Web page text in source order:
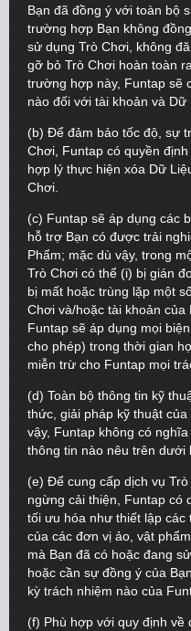
Bạn đã đồng ý với toàn bộ
trường hợp Bạn không
sử dụng Trò Chơi, không
gỡ bỏ Trò Chơi hoàn toàn
trường hợp này, Funtap sẽ
nào đối với tài khoản và Dữ
(b) Để đảm bảo tốc độ, sự
Chơi, Funtap có quyền
hợp lý thực hiện xóa Dữ
Chơi.
(c) Funtap sẽ áp dụng các
hỗ trợ Bạn có được trải
Phẩm; mặc dù vậy, trong
Trò Chơi có thể (i) bị gián
bị mất hoặc trùng lặp một
Chơi và/hoặc tài khoản
Funtap sẽ áp dụng mọi
cho phép) trong thời gian
miễn trừ cho Funtap mọi
(d) Toàn bộ thông tin kỹ
thức, giải pháp kỹ thuật
vậy, Funtap không có
thông tin nào nêu trên dưới
(e) Để cung cấp dịch vụ
ngừng cải thiện, Funtap có
tối ưu hóa như thiết lập các
của các đơn vị ảo, vật
mà Bạn đã có hoặc đang
hoặc cần sự đồng ý của
kỳ trách nhiệm nào của
(f) Phù hợp với quy định về